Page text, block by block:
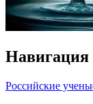
Навигация
Российские